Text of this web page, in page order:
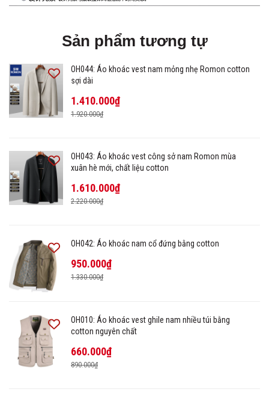
Sản phẩm tương tự
OH044: Áo khoác vest nam mỏng nhẹ Romon cotton
sợi dài
1.410.000₫
1.920.000₫
OH043: Áo khoác vest công sở nam Romon mùa
xuân hè mới, chất liệu cotton
1.610.000₫
2.220.000₫
OH042: Áo khoác nam cổ đứng bằng cotton
950.000₫
1.330.000₫
OH010: Áo khoác vest ghile nam nhiều túi bằng
cotton nguyên chất
660.000₫
890.000₫